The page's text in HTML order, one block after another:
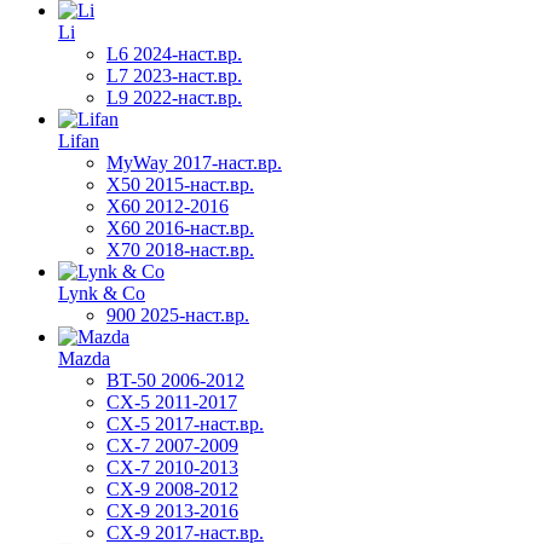
Li
L6 2024-наст.вр.
L7 2023-наст.вр.
L9 2022-наст.вр.
Lifan
MyWay 2017-наст.вр.
X50 2015-наст.вр.
X60 2012-2016
X60 2016-наст.вр.
X70 2018-наст.вр.
Lynk & Co
900 2025-наст.вр.
Mazda
BT-50 2006-2012
CX-5 2011-2017
CX-5 2017-наст.вр.
CX-7 2007-2009
CX-7 2010-2013
CX-9 2008-2012
CX-9 2013-2016
CX-9 2017-наст.вр.